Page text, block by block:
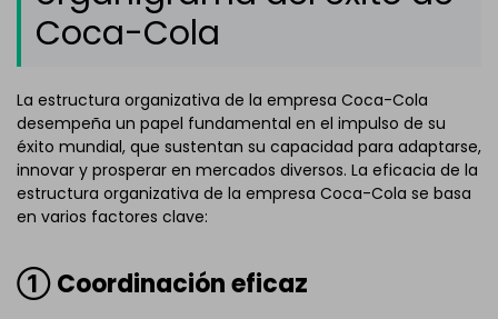
Coca-Cola
La estructura organizativa de la empresa Coca-Cola
desempeña un papel fundamental en el impulso de su
éxito mundial, que sustentan su capacidad para adaptarse,
innovar y prosperar en mercados diversos. La eficacia de la
estructura organizativa de la empresa Coca-Cola se basa
en varios factores clave:
① Coordinación eficaz